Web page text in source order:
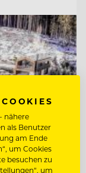
nähere
als Benutzer
am Ende
um Cookies
besuchen zu
um